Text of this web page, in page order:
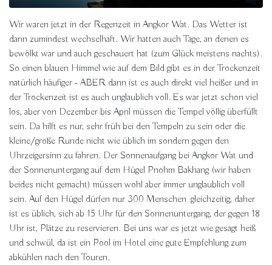
Wir waren jetzt in der Regenzeit in Angkor Wat. Das Wetter ist
dann zumindest wechselhaft. Wir hatten auch Tage, an denen es
bewölkt war und auch geschauert hat (zum Glück meistens nachts).
So einen blauen Himmel wie auf dem Bild gibt es in der Trockenzeit
natürlich häufiger - ABER dann ist es auch direkt viel heißer und in
der Trockenzeit ist es auch unglaublich voll. Es war jetzt schon viel
los, aber von Dezember bis April müssen die Tempel völlig überfüllt
sein. Da hilft es nur, sehr früh bei den Tempeln zu sein oder die
kleine/große Runde nicht wie üblich im sondern gegen den
Uhrzeigersinn zu fahren. Der Sonnenaufgang bei Angkor Wat und
der Sonnenuntergang auf dem Hügel Pnohm Bakhang (wir haben
beides nicht gemacht) müssen wohl aber immer unglaublich voll
sein. Auf den Hügel dürfen nur 300 Menschen gleichzeitig, daher
ist es üblich, sich ab 15 Uhr für den Sonnenuntergang, der gegen 18
Uhr ist, Plätze zu reservieren. Bei uns war es jetzt wie gesagt heiß
und schwül, da ist ein Pool im Hotel eine gute Empfehlung zum
abkühlen nach den Touren.